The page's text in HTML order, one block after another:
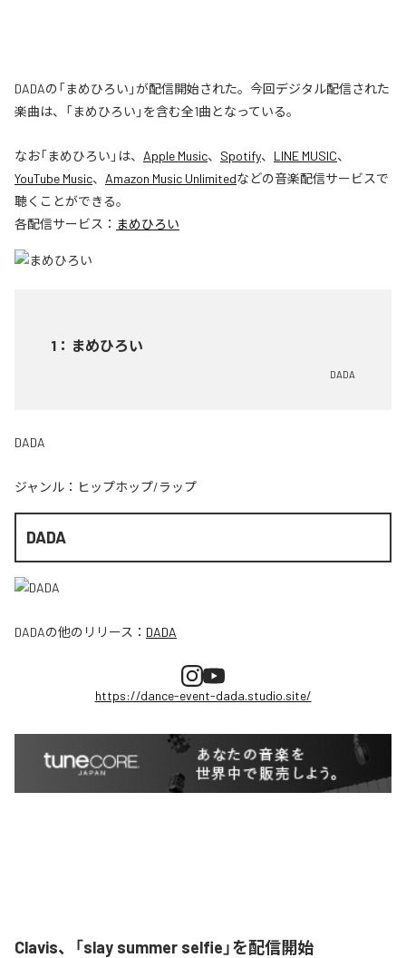
DADAの「まめひろい」が配信開始された。今回デジタル配信された
楽曲は、「まめひろい」を含む全1曲となっている。
なお「まめひろい 」は、 Apple Music、 Spotify、 LINE MUSIC、
YouTube Music、 Amazon Music Unlimitedなどの音楽配信サービスで
聴くことができる。
各配信サービス： まめひろい
1 ： まめひろい
DADA
DADA
ジャンル： ヒップホップ/ラップ
DADA
DADAの他のリリース： DADA
https://dance-event-dada.studio.site/
Clavis、「slay summer selfie」を配信開始